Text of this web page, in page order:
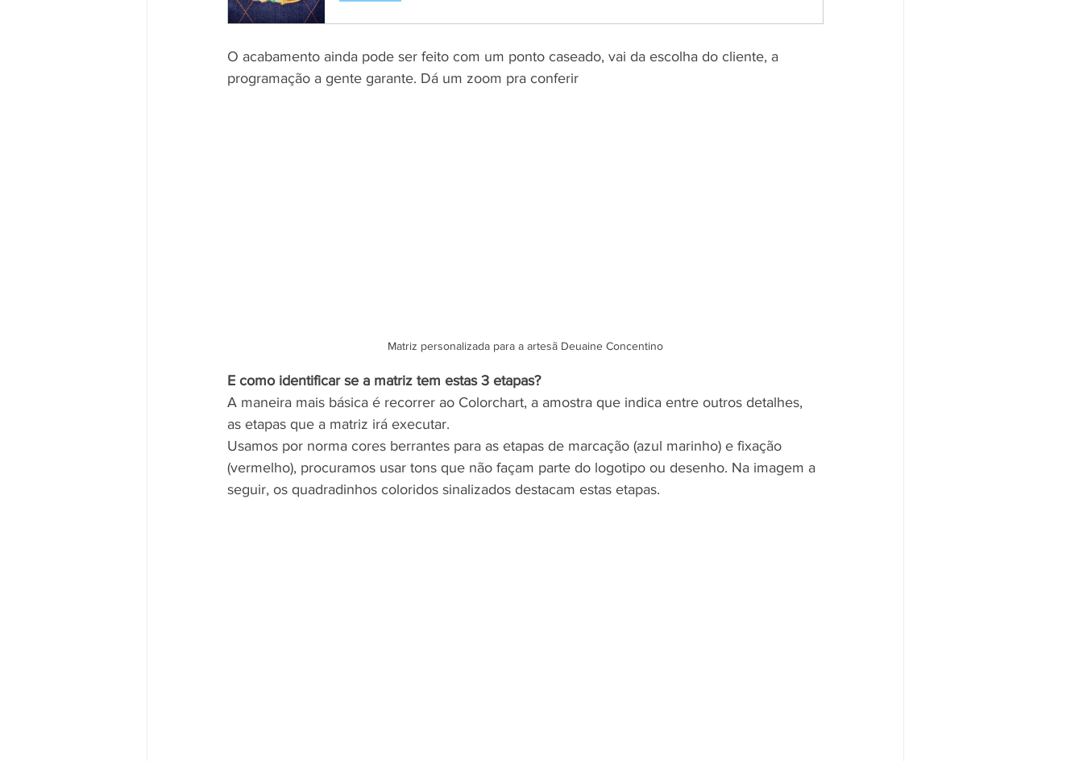
O acabamento ainda pode ser feito com um ponto caseado, vai da escolha do cliente, a
programação a gente garante. Dá um zoom pra conferir
Matriz personalizada para a artesã Deuaine Concentino
E como identificar se a matriz tem estas 3 etapas?
A maneira mais básica é recorrer ao Colorchart, a amostra que indica entre outros detalhes,
as etapas que a matriz irá executar.
Usamos por norma cores berrantes para as etapas de marcação (azul marinho) e fixação
(vermelho), procuramos usar tons que não façam parte do logotipo ou desenho. Na imagem a
seguir, os quadradinhos coloridos sinalizados destacam estas etapas.